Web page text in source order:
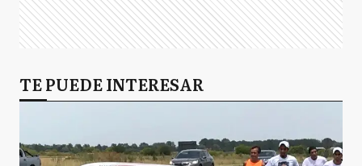
TE PUEDE INTERESAR